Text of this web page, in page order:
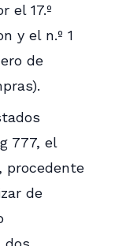
el 17.º
y el n.º 1
de
777, el
procedente
de